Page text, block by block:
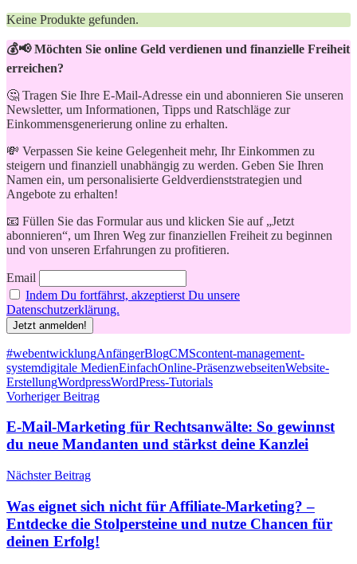
Keine Produkte gefunden.
💰📢 Möchten Sie online Geld verdienen und finanzielle Freiheit
erreichen?
🤔 Tragen Sie Ihre E-Mail-Adresse ein und abonnieren Sie unseren
Newsletter, um Informationen, Tipps und Ratschläge zur
Einkommensgenerierung online zu erhalten.
💸 Verpassen Sie keine Gelegenheit mehr, Ihr Einkommen zu
steigern und finanziell unabhängig zu werden. Geben Sie Ihren
Namen ein, um personalisierte Geldverdienststrategien und
Angebote zu erhalten!
📧 Füllen Sie das Formular aus und klicken Sie auf „Jetzt
abonnieren“, um Ihren Weg zur finanziellen Freiheit zu beginnen
und von unseren Erfahrungen zu profitieren.
Email
Indem Du fortfährst, akzeptierst Du unsere
Datenschutzerklärung.
Schlagwörter
#webentwicklungAnfängerBlogCMScontent-management-
systemdigitale MedienEinfachOnline-PräsenzwebseitenWebsite-
ErstellungWordpressWordPress-Tutorials
Beitragsnavigation
Vorheriger Beitrag
E-Mail-Marketing für Rechtsanwälte: So gewinnst
du neue Mandanten und stärkst deine Kanzlei
Nächster Beitrag
Was eignet sich nicht für Affiliate-Marketing? –
Entdecke die Stolpersteine und nutze Chancen für
deinen Erfolg!